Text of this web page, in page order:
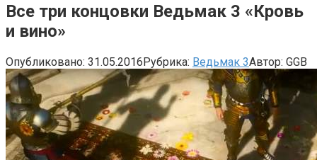
Все три концовки Ведьмак 3 «Кровь
и вино»
Опубликовано: 31.05.2016Рубрика: Ведьмак 3Автор: GGB